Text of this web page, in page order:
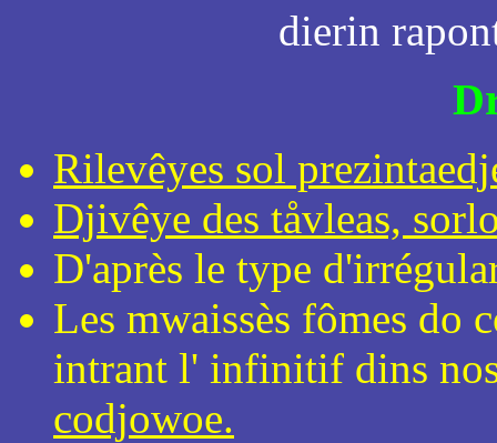
dierin
Rilevêyes sol
Djivêye des tåvleas,
D'après le type
Les mwaissès fômes do
intrant l' infinitif dins
codjowoe.